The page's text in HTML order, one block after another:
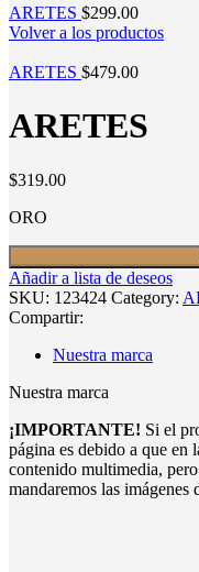
ARETES $299.00
Volver a los productos
ARETES $479.00
ARETES
$319.00
ORO
Añadir a lista de deseos
SKU: 123424 Category:
Compartir:
Nuestra marca
Nuestra marca
¡IMPORTANTE! Si el
página es debido a que
contenido multimedia,
mandaremos las imágenes